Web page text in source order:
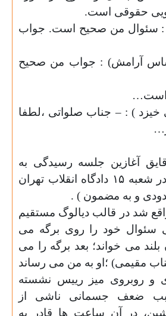
حقوقی است.
: سئوال من صحیح است. جواب
آرامش) : جواب من صحیح
است…
خیزد ) : – جناب صلواتی ،لطفا
آغازین جلسه رسیدگی به
پروندهٔ اتهامی ام در شعبه ۱۵ دادگاه انقلاب تهران
و به مضمون ) .
شد در قالب دیالوگ مستقیم
سئوال خود را روی برگه می
می خواند؛ بعد برگه را می
مقیمی) ؛او به من می رساند
۳-۲ متری و روبروی میز رییس نشسته
ضعف جسمانی ناشی از
در آن ساعت ها قادر به